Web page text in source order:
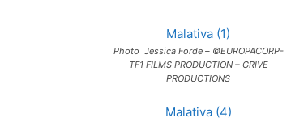
Malativa (1)
Photo Jessica Forde – ©EUROPACORP-
TF1 FILMS PRODUCTION – GRIVE
PRODUCTIONS
Malativa (4)